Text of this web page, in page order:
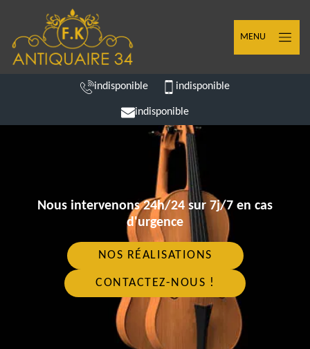
MENU
indisponible indisponible
indisponible
Nous intervenons 24h/24 sur 7j/7 en cas
d'urgence
NOS RÉALISATIONS
CONTACTEZ-NOUS !